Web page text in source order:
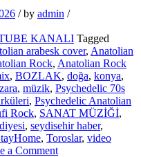
/by admin /
KANALI Tagged
arabesk cover, Anatolian
Rock, Anatolian Rock
, BOZLAK, doğa, konya,
, müzik, Psychedelic 70s
, Psychedelic Anatolian
Rock, SANAT MÜZİĞİ,
, seydisehir haber,
, Toroslar, video
a Commenton